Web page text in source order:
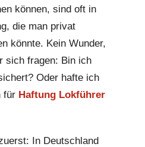
können, sind oft in
die man privat
könnte. Kein Wunder,
sich fragen: Bin ich
Oder hafte ich
für Haftung Lokführer
In Deutschland